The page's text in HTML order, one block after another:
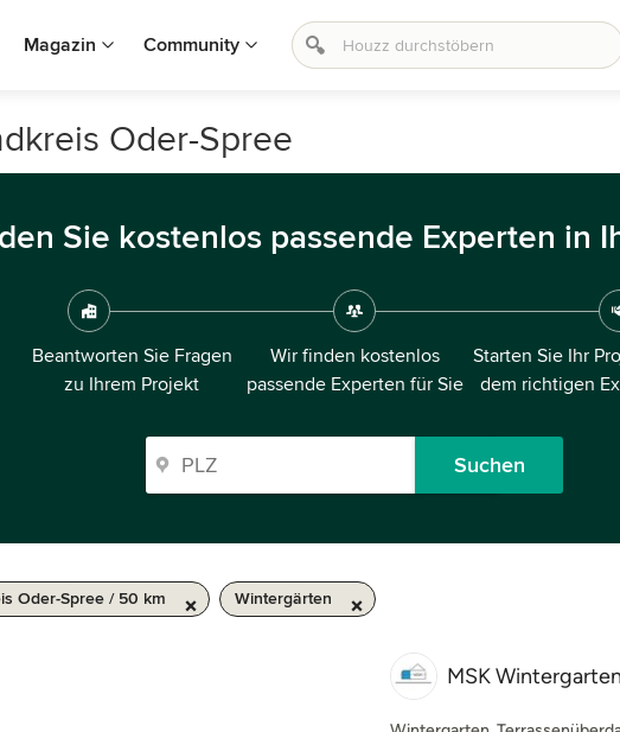
Magazin Community
Oder-Spree
Sie kostenlos passende Experten in
Beantworten Sie Fragen
zu Ihrem Projekt
Wir finden kostenlos
passende Experten für Sie
Starten Sie Ihr
dem richtigen
Suchen
Oder-Spree / 50 km Wintergärten
MSK